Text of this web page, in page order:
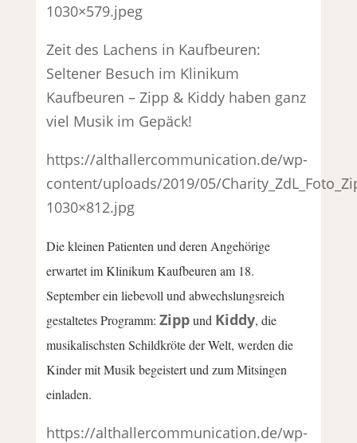
1030×579.jpeg
Zeit des Lachens in Kaufbeuren:
Seltener Besuch im Klinikum
Kaufbeuren – Zipp & Kiddy haben ganz
viel Musik im Gepäck!
https://althallercommunication.de/wp-
content/uploads/2019/05/
1030×812.jpg
Die kleinen Patienten und deren Angehörige
erwartet im Klinikum Kaufbeuren am 18.
September ein liebevoll und abwechslungsreich
gestaltetes Programm:Zippund Kiddy, die
musikalischsten Schildkröte der Welt, werden die
Kinder mit Musik begeistert und zum Mitsingen
einladen.
https://althallercommunication.de/wp-